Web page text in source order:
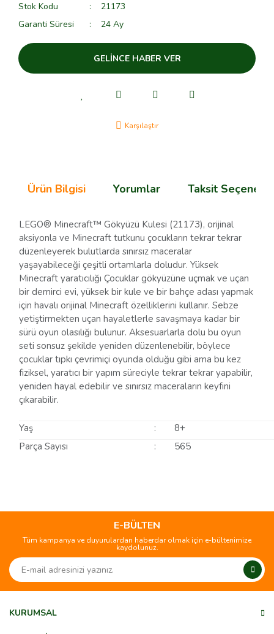
Stok Kodu
21173
Garanti Süresi
24 Ay
GELİNCE HABER VER
Karşılaştır
Ürün Bilgisi Yorumlar Taksit
LEGO® Minecraft™ Gökyüzü Kulesi (21173), orijinal
aksiyonla ve Minecraft tutkunu çocukların tekrar tekrar
düzenleyerek bulutlarda sınırsız maceralar
yaşayabileceği çeşitli ortamlarla doludur. Yüksek
Minecraft yaratıcılığı Çocuklar gökyüzüne uçmak ve uçan
bir demirci evi, yüksek bir kule ve bir bahçe adası yapmak
için havalı orijinal Minecraft özelliklerini kullanır. Sebze
yetiştirmekten uçan hayaletlerle savaşmaya kadar bir
sürü oyun olasılığı bulunur. Aksesuarlarla dolu bu oyun
seti sonsuz şekilde yeniden düzenlenebilir, böylece
çocuklar tıpkı çevrimiçi oyunda olduğu gibi ama bu kez
fiziksel, yaratıcı bir yapım süreciyle tekrar tekrar yapabilir,
yeniden hayal edebilir ve sınırsız maceraların keyfini
çıkarabilir.
Yaş :
8+
Parça Sayısı
: 565
Yorum Yaz
kullanarak tarafımıza iletebilirsiniz.
Görüş ve önerileriniz için teşekkür ederiz.
Ürün açıklamasında eksik bilgiler bulunuyor.
Ürün bilgilerinde hatalar bulunuyor.
E-BÜLTEN
Tüm kampanya ve duyurulardan haberdar olmak için e-bültenimize
kaydolunuz.
KURUMSAL